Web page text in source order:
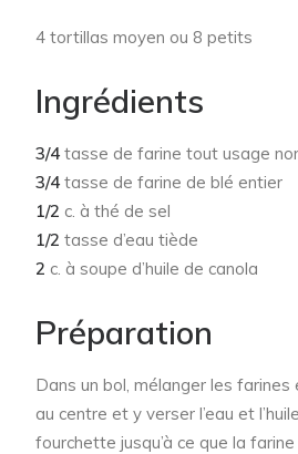
4 tortillas moyen ou 8 petits
Ingrédients
3/4 tasse de farine tout usage
3/4 tasse de farine de blé entier
1/2 c. à thé de sel
1/2 tasse d’eau tiède
2 c. à soupe d’huile de canola
Préparation
Dans un bol, mélanger les farines
au centre et y verser l’eau et
fourchette jusqu’à ce que la